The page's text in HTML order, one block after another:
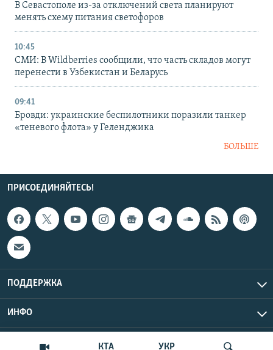
КТА УКР
В Севастополе из-за отключений света планируют
менять схему питания светофоров
10:45
СМИ: В Wildberries сообщили, что часть складов могут
перенести в Узбекистан и Беларусь
09:41
Бровди: украинские беспилотники поразили танкер
«теневого флота» у Геленджика
БОЛЬШЕ
ПРИСОЕДИНЯЙТЕСЬ!
ПОДДЕРЖКА
ИНФО
Copyright Крым.Реалии, 2026 | Все права защищены.
UTC+3